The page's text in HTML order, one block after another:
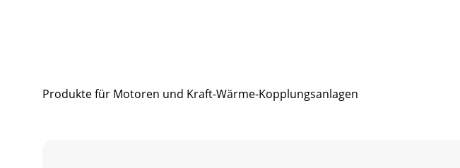
Produkte für Motoren und Kraft-Wärme-Kopplungsanlagen